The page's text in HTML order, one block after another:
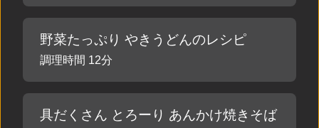
野菜たっぷり やきうどんのレシピ
調理時間 12分
具だくさん とろーり あんかけ焼きそば